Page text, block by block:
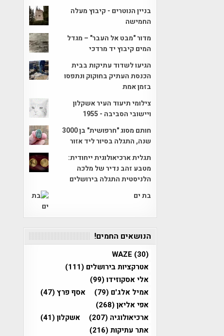
בניין הנוטרים - קיבוץ מעלה
החמישה
מדור "מבט אל העבר" – מגדל
המים קיבוץ יד מרדכי
הגיעו לשדוד עתיקות בבית
הכנסת העתיק בחוקוק ונתפסו
בזמן אמת
צילומי תיעוד העיר אשקלון
ויישובי הסביבה - 1955
חותם מסוג "חרפושית" בן 3000
שנה, התגלה בסיור ליד אזור
תגלית ארכיאולוגית ייחודית:
מטבע זהב נדיר של מלכה
הלניסטית התגלה בירושלים
בת ים
הנושאים החמים!
WAZE (30)
אטרקציות בירושלים (111)
אלי אסקוזידו(99)
אמיל אלג'ם (79) אסף פרץ(47)
אפי אליאן(268)
ארכיאולוגיה (207) אשקלון(41)
אתר עתיקות(216)